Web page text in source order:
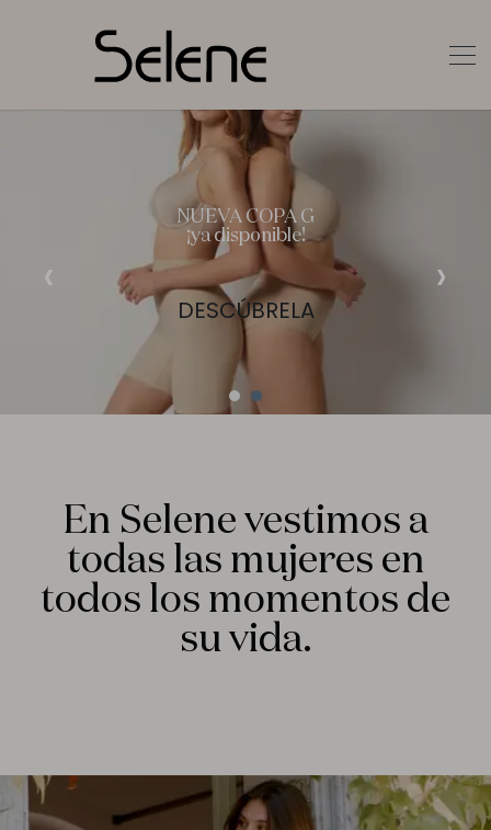
NUEVA COPA G
¡ya disponible!
DESCÚBRELA
MARA
Con Aros Con Relleno
DESCÚBRELA
‹ ›
En Selene vestimos a
todas las mujeres en
todos los momentos de
su vida.